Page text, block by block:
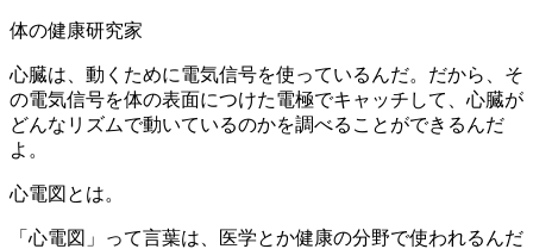
体の健康研究家
心臓は、動くために電気信号を使っているんだ。だから、そ
の電気信号を体の表面につけた電極でキャッチして、心臓が
どんなリズムで動いているのかを調べることができるんだ
よ。
心電図とは。
「心電図」って言葉は、医学とか健康の分野で使われるんだ